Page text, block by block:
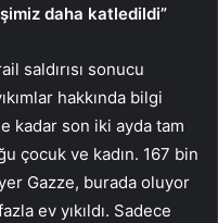
daha katledildi”
saldırısı sonucu
hakkında bilgi
kadar son iki ayda tam
çocuk ve kadın. 167 bin
Gazze, burada oluyor
ev yıkıldı. Sadece